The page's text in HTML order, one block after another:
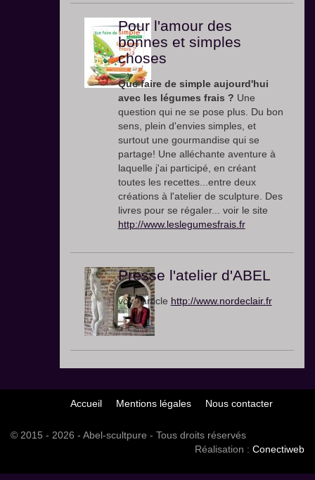
Pour l'amour des
bonnes et simples
choses
Que faire de simple aujourd'hui
avec les légumes frais ? Une
question qui ne se pose plus. Du bon
sens, plein d'envies simples, et
surtout une gourmandise qui se
partage! Une alléchante aventure à
laquelle j'ai participé, en créant
toutes les recettes...entre deux
créations à l'atelier de sculpture. Des
livres pour se régaler... voir le site
http://www.leslegumesfrais.fr
Presse l'atelier d'ABEL
voir l'article http://www.nordeclair.fr
Accueil Mentions légales Nous contacter
© 2015 - 2026 - Abel-scultpure - Tous droits réservés
Réalisation : Conectiweb